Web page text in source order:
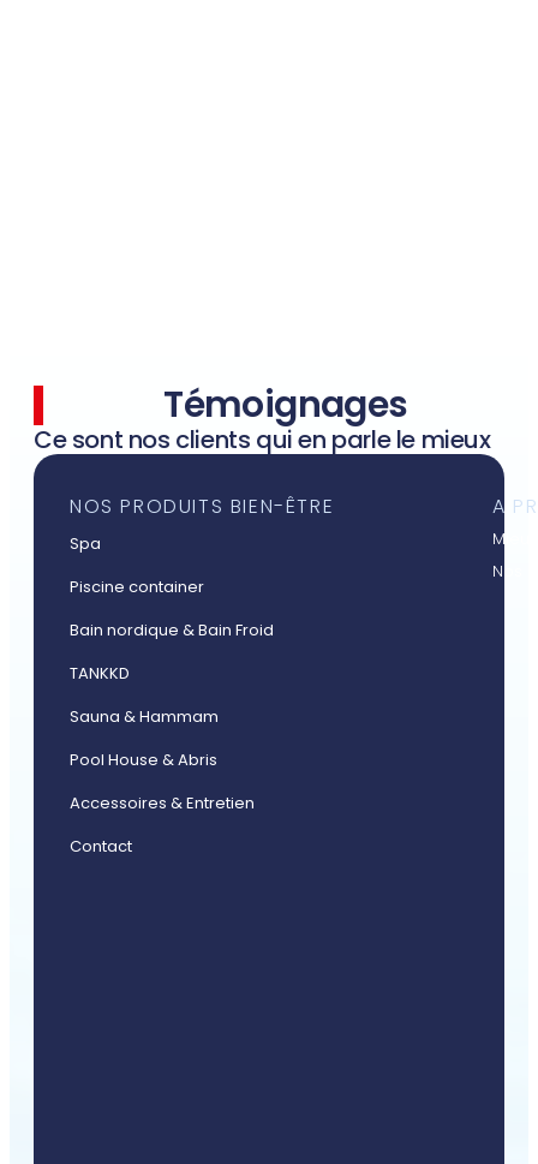
Témoignages
Ce sont nos clients qui en parle le mieux
NOS PRODUITS BIEN-ÊTRE
Spa
Piscine container
Bain nordique & Bain Froid
TANKKD
Sauna & Hammam
Pool House & Abris
Accessoires & Entretien
Contact
A
Nos